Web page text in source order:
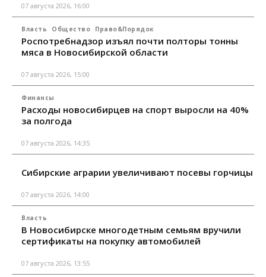
07 августа 2026, 16:00
Власть Общество Право&Порядок
Роспотребнадзор изъял почти полторы тонны
мяса в Новосибирской области
07 августа 2026, 15:00
Финансы
Расходы новосибирцев на спорт выросли на 40%
за полгода
07 августа 2026, 14:35
Сибирские аграрии увеличивают посевы горчицы
07 августа 2026, 14:00
Власть
В Новосибирске многодетным семьям вручили
сертификаты на покупку автомобилей
07 августа 2026, 13:55